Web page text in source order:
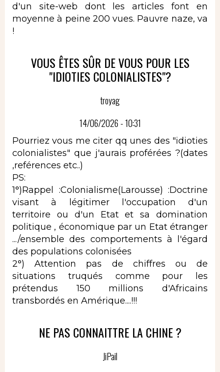
d'un site-web dont les articles font en
moyenne à peine 200 vues. Pauvre naze, va
!
VOUS ÊTES SÛR DE VOUS POUR LES
"IDIOTIES COLONIALISTES"?
troyag
14/06/2026 - 10:31
Pourriez vous me citer qq unes des "idioties
colonialistes" que j'aurais proférées ?(dates
,reférences etc..)
PS:
1°)Rappel :Colonialisme(Larousse) :Doctrine
visant à légitimer l'occupation d'un
territoire ou d'un Etat et sa domination
politique , économique par un Etat étranger
.../ensemble des comportements à l'égard
des populations colonisées
2°) Attention pas de chiffres ou de
situations truqués comme pour les
prétendus 150 millions d'Africains
transbordés en Amérique....!!!
NE PAS CONNAITTRE LA CHINE ?
JiPail